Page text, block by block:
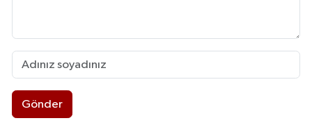
Gönder